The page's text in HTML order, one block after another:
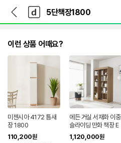
다
나
와
가
다
와
인
이런 상품 어때요?
미젠시아 4172 틈새
장 1800
110,200원
에든 거실 서재화 이중
슬라이딩 만화 책장 E
SL-1800 수납장 서재
인테리어 고급 가구
1,120,000원